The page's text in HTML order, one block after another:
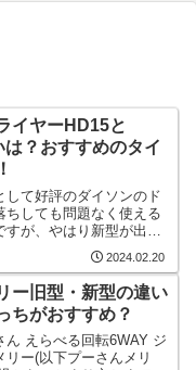
イヤーHD15と
は？おすすめのタイ
して好評のダイソンのド
ちしても問題なく使える
が、やはり新型が出る
が気になる方も多いので
か。また、ダイソンドラ
HD15とHD08のどちらが
、ど...
2024.02.20
ー旧型・新型の違い
ちがおすすめ？
ん えらべる回転6WAY ジ
リー(以下プーさんメリ